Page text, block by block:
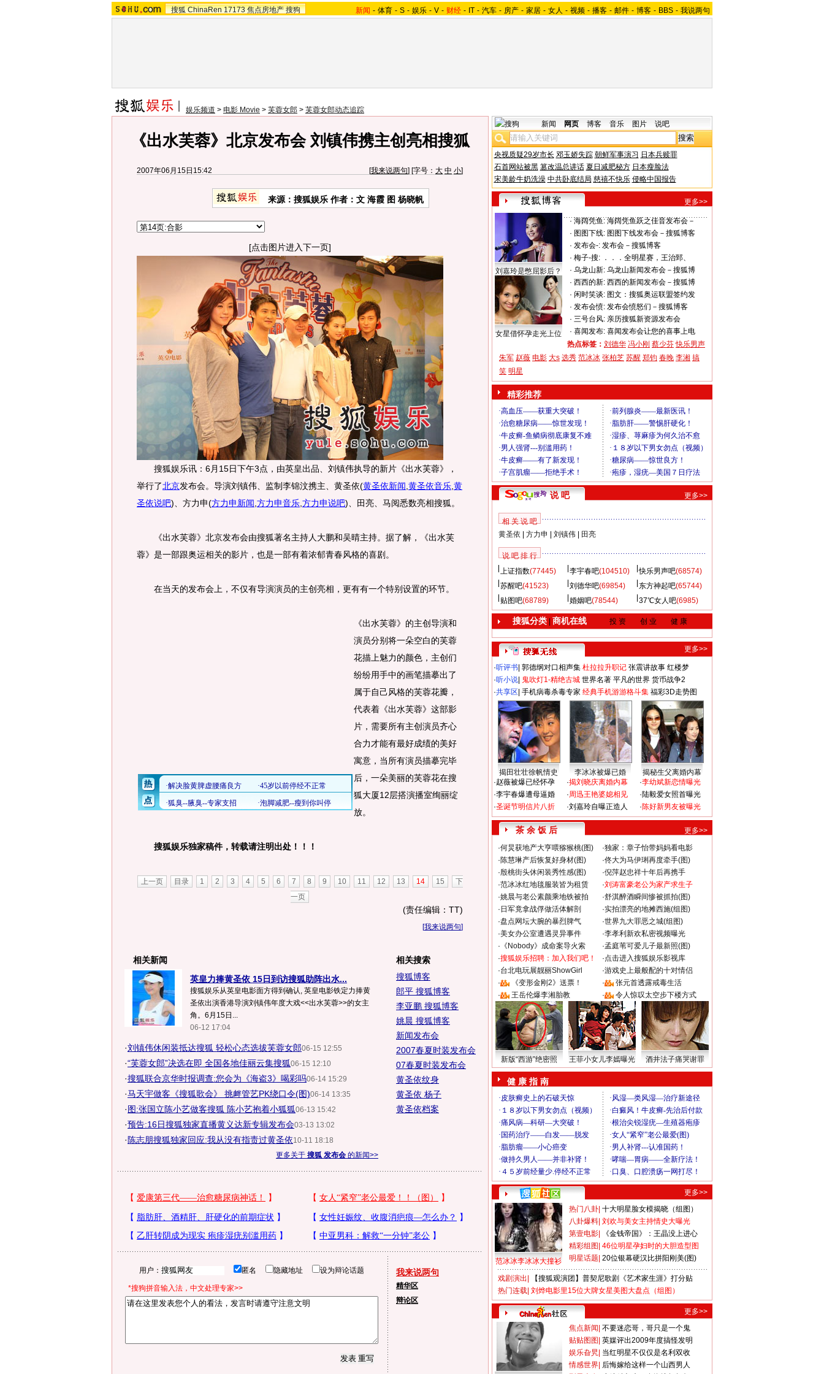
搜狐 ChinaRen 17173 焦点房地产 搜狗 新闻 - 体育 - S - 娱乐 - V - 财经 - IT - 汽车 - 房产 - 家居 - 女人 - 视频 - 播客 - 邮件 - 博客 - BBS - 我说两句
娱乐频道 > 电影 Movie > 芙蓉女郎 > 芙蓉女郎动态追踪
《出水芙蓉》北京发布会 刘镇伟携主创亮相搜狐
2007年06月15日15:42 [我来说两句] [字号： 大 中 小]
来源：搜狐娱乐 作者：文 海霞 图 杨晓帆
[点击图片进入下一页]
搜狐娱乐讯：6月15日下午3点，由英皇出品、刘镇伟执导的新片《出水芙蓉》，
举行了北京发布会。导演刘镇伟、监制李锦汶携主、黄圣依(黄圣依新闻 黄圣依音乐 黄
圣依说吧) 、方力申(方力申新闻 方力申音乐 方力申说吧) 、田亮、马阅悉数亮相搜狐。
《出水芙蓉》北京发布会由搜狐著名主持人大鹏和吴晴主持。据了解，《出水芙
蓉》是一部跟奥运相关的影片，也是一部有着浓郁青春风格的喜剧。
在当天的发布会上，不仅有导演演员的主创亮相，更有有一个特别设置的环节。
《出水芙蓉》的主创导演和
演员分别将一朵空白的芙蓉
花描上魅力的颜色，主创们
纷纷用手中的画笔描摹出了
属于自己风格的芙蓉花瓣，
代表着《出水芙蓉》这部影
片，需要所有主创演员齐心
合力才能有最好成绩的美好
寓意，当所有演员描摹完毕
后，一朵美丽的芙蓉花在搜
狐大厦12层搭演播室绚丽绽
放。
搜狐娱乐独家稿件，转载请注明出处！！！
上一页 目录 1 2 3 4 5 6 7 8 9 10 11 12 13 14 15
下
一页
(责任编辑：TT)
[我来说两句]
相关新闻
英皇力捧黄圣依 15日到访搜狐助阵出水...
搜狐娱乐从英皇电影面方得到确认, 英皇电影铁定力捧黄
圣依出演香港导演刘镇伟年度大戏<<出水芙蓉>>的女主
角。6月15日...
06-12 17:04
·刘镇伟休闲装抵达搜狐 轻松心态选拔芙蓉女郎06-15 12:55
·“芙蓉女郎”决选在即 全国各地佳丽云集搜狐06-15 12:10
·搜狐联合京华时报调查:您会为《海盗3》喝彩吗06-14 15:29
·马天宇做客《搜狐歌会》 挑衅管艺PK绕口令(图)06-14 13:35
·图:张国立陈小艺做客搜狐 陈小艺抱着小狐狐06-13 15:42
·预告:16日搜狐独家直播黄义达新专辑发布会03-13 13:02
· 陈志朋搜狐独家回应:我从没有指责过黄圣依10-11 18:18
更多关于 搜狐 发布会 的新闻>>
相关搜索
搜狐博客
郎平 搜狐博客
李亚鹏 搜狐博客
姚晨 搜狐博客
新闻发布会
2007春夏时装发布会
07春夏时装发布会
黄圣依纹身
黄圣依 杨子
黄圣依档案
用户： 匿名 隐藏地址 设为辩论话题
*搜狗拼音输入法，中文处理专家>>
我来说两句
精华区
辩论区
新闻 网页 博客 音乐 图片 说吧
央视质疑29岁市长 邓玉娇失踪 朝鲜军事演习 日本兵赎罪
石首网站被黑 篡改温总讲话 夏日减肥秘方 日本瘦脸法
宋美龄牛奶洗澡 中共卧底结局 慈禧不快乐 侵略中国报告
更多>>
刘嘉玲是憋屈影后？
女星借怀孕走光上位
· 海阔凭鱼: 海阔凭鱼跃之佳音发布会－
· 图图下线: 图图下线发布会－搜狐博客
· 发布会-: 发布会－搜狐博客
· 梅子-搜:
．．．全明星赛，王治郅、
· 乌龙山新: 乌龙山新闻发布会－搜狐博
· 西西的新: 西西的新闻发布会－搜狐博
· 闲时笑谈: 图文：搜狐奥运联盟签约发
· 发布会愤: 发布会愤怒们－搜狐博客
· 三号台风: 亲历搜狐新资源发布会
· 喜闻发布: 喜闻发布会让您的喜事上电
热点标签： 刘德华 冯小刚 蔡少芬 快乐男声
朱军 赵薇 电影 大s 选秀 范冰冰 张柏芝 苏醒 郑钧 春晚 李湘 搞
笑 明星
精彩推荐
说 吧 更多>>
相 关 说 吧
黄圣依
方力申 刘镇伟| 田亮
说 吧 排 行
上证指数(77445) 李宇春吧(104510) 快乐男声吧(68574)
苏醒吧(41523) 刘德华吧(69854) 东方神起吧(65744)
贴图吧(68789) 婚姻吧(78544) 37℃女人吧(6985)
搜狐分类| 商机在线 投 资 创 业 健 康
更多>>
·听评书 郭德纲对口相声集 杜拉拉升职记 张震讲故事 红楼梦
·听小说 鬼吹灯1-精绝古城 世界名著 平凡的世界 货币战争2
·共享区 手机病毒杀毒专家 经典手机游游格斗集 福彩3D走势图
揭田壮壮徐帆情史 李冰冰被爆已婚
揭秘生父离婚内幕
·赵薇被爆已经怀孕
·李宇春爆遭母逼婚
·圣诞节明信片八折
·揭刘晓庆离婚内幕
·周迅王艳婆媳相见
·刘嘉玲自曝正造人
·李幼斌新恋情曝光
·陆毅爱女照首曝光
·陈好新男友被曝光
茶 余 饭 后
更多>>
·何炅获地产大亨喂猕猴桃(图) ·独家：章子怡带妈妈看电影
·陈慧琳产后恢复好身材(图) ·佟大为马伊琍再度牵手(图)
·殷桃街头休闲装秀性感(图) ·倪萍赵忠祥十年后再携手
·范冰冰红地毯服装皆为租赁 ·刘涛富豪老公为家产求生子
·姚晨与老公素颜乘地铁被拍 ·舒淇醉酒瞬间惨被抓拍(图)
· 日军竟拿战俘做活体解剖 ·实拍漂亮的地摊西施(组图)
·盘点网坛大腕的暴烈脾气 ·世界九大罪恶之城(组图)
·美女办公室遭遇灵异事件 ·李孝利新欢私密视频曝光
· 《Nobody》成命案导火索 ·孟庭苇可爱儿子最新照(图)
·搜狐娱乐招聘：加入我们吧！ ·点击进入搜狐娱乐影视库
·台北电玩展靓丽ShowGirl ·游戏史上最般配的十对情侣
·
《变形金刚2》送票！ ·
张元首透露戒毒生活
·
王岳伦爆李湘胎教 · 令人惊叹太空步下楼方式
新版“西游”绝密照 王菲小女儿李嫣曝光 酒井法子痛哭谢罪
健 康 指 南
更多>>
范冰冰李冰冰大撞衫
热门八卦 十大明星脸女模揭晓（组图）
八卦爆料 刘欢与美女主持情史大曝光
第壹电影
《金钱帝国》：王晶没上进心
精彩组图 46位明星孕妇时的大胆造型图
明星话题 20位银幕硬汉比拼阳刚美(图)
戏剧演出
【搜狐观演团】普契尼歌剧《艺术家生涯》打分贴
热门连载 刘烨电影里15位大牌女星美图大盘点（组图）
更多>>
焦点新闻 不要迷恋哥，哥只是一个鬼
贴贴图图 英媒评出2009年度搞怪发明
娱乐旮旯 当红明星不仅仅是名利双收
情感世界 后悔嫁给这样一个山西男人